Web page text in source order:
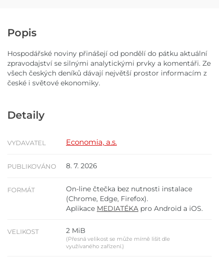
Popis
Hospodářské noviny přinášejí od pondělí do pátku aktuální
zpravodajství se silnými analytickými prvky a komentáři. Ze
všech českých deníků dávají největší prostor informacím z
české i světové ekonomiky.
Detaily
VYDAVATEL Economia, a.s.
PUBLIKOVÁNO 8. 7. 2026
FORMÁT
On-line čtečka bez nutnosti instalace
(Chrome, Edge, Firefox).
Aplikace MEDIATÉKA pro Android a iOS.
VELIKOST 2 MiB
(Přesná velikost se může mírně lišit dle
využívaného zařízení.)